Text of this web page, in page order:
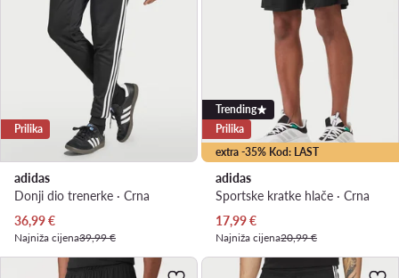
Prilika
adidas
Donji dio trenerke · Crna
Trenutna cijena
36,99€
Najniža cijena39,99 €
extra -35% Kod: LAST
Trending
Prilika
adidas
Sportske kratke hlače · Crna
Trenutna cijena
17,99€
Najniža cijena20,99 €